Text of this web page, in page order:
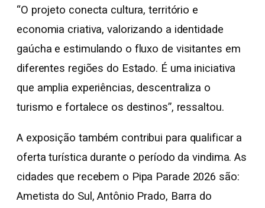
“O projeto conecta cultura, território e
economia criativa, valorizando a identidade
gaúcha e estimulando o fluxo de visitantes em
diferentes regiões do Estado. É uma iniciativa
que amplia experiências, descentraliza o
turismo e fortalece os destinos”, ressaltou.
A exposição também contribui para qualificar a
oferta turística durante o período da vindima. As
cidades que recebem o Pipa Parade 2026 são:
Ametista do Sul, Antônio Prado, Barra do